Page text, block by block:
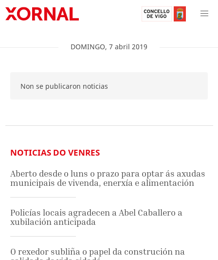
DOMINGO, 7 abril 2019
Non se publicaron noticias
NOTICIAS DO VENRES
Aberto desde o luns o prazo para optar ás axudas
municipais de vivenda, enerxía e alimentación
Policías locais agradecen a Abel Caballero a
xubilación anticipada
O rexedor subliña o papel da construción na